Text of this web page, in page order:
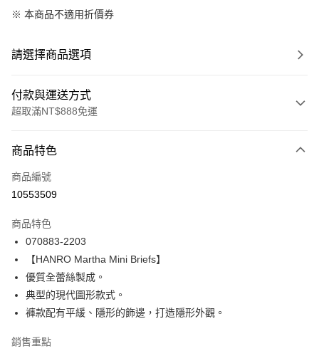
※ 本商品不適用折價券
請選擇商品選項
付款與運送方式
超取滿NT$888免運
信用卡一次付款
信用卡分期付款
合作金庫商業銀行
華南商業銀行
上海商業儲蓄銀行
國泰世華商業銀行
臺灣中小企業銀行
匯豐（台灣）商業銀行
華泰商業銀行
聯邦商業銀行
遠東國際商業銀行
元大商業銀行
Apple Pay
悠遊付
全盈+PAY
ATM付款
商品特色
商品編號
10553509
商品特色
070883-2203
【HANRO Martha Mini Briefs】
優質全蕾絲製成。
典型的現代圖形款式。
褲款配有平緩、隱形的飾邊，打造隱形外觀。
銷售重點